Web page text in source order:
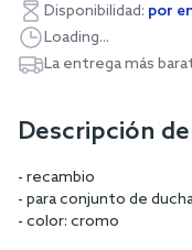
gallery
Disponibilidad: por
Loading...
La entrega más
Descripción
- recambio
- para conjunto de
- color: cromo